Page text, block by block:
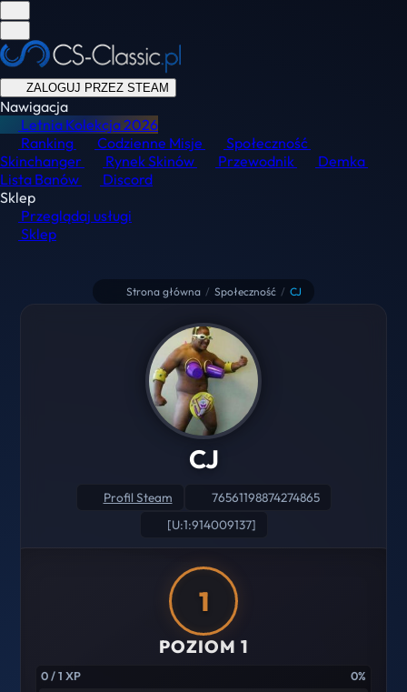
ZALOGUJ PRZEZ STEAM
Nawigacja
Letnia Kolekcja2026
Ranking
Codzienne Misje
Społeczność
Skinchanger
Rynek Skinów Przewodnik
Demka
Lista Banów
Discord
Sklep
Przeglądaj usługi
Sklep
Strona główna / Społeczność / CJ
CJ
Profil Steam
76561198874274865
[U:1:914009137]
1
POZIOM 1
0 / 1 XP 0%